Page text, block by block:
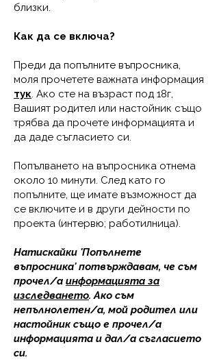
близки.
Как да се включа?
Преди да попълните въпросника,
моля прочетете важната информация
тук. Ако сте на възраст под 18г,
Вашият родител или настойник също
трябва да прочете информацията и
да даде съгласието си.
Попълването на въпросника отнема
около 10 минути. След като го
попълните, ще имате възможност да
се включите и в други дейности по
проекта (интервю; работилница).
Натискайки 'Попълнете
въпросника' потвърждавам, че съм
прочел/а информацията за
изследването. Ако съм
непълнолетен/а, мой родител или
настойник също е прочел/а
информацията и дал/а съгласието
си.